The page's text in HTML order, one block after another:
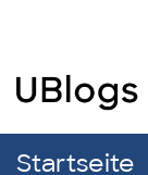
Startseite